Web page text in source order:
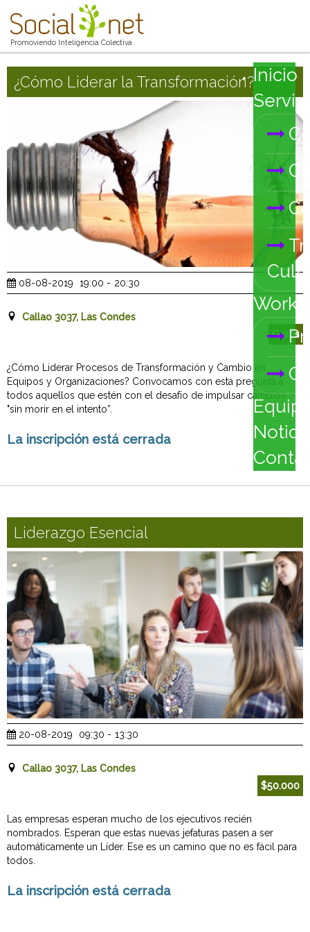
Promoviendo Inteligencia Colectiva
Inicio
¿Cómo Liderar la Transformación?
08-08-2019 19:00 - 20:30
Callao 3037, Las Condes
Gratis
¿Cómo Liderar Procesos de Transformación y Cambio en
Equipos y Organizaciones? Convocamos con esta pregunta a
todos aquellos que estén con el desafío de impulsar cambios
"sin morir en el intento”.
La inscripción está cerrada
Liderazgo Esencial
20-08-2019 09:30 - 13:30
Callao 3037, Las Condes
$50.000
Las empresas esperan mucho de los ejecutivos recién
nombrados. Esperan que estas nuevas jefaturas pasen a ser
automáticamente un Líder. Ese es un camino que no es fácil para
todos.
La inscripción está cerrada